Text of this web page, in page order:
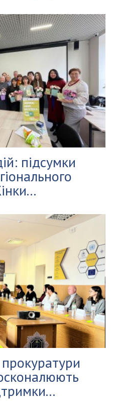
підсумки